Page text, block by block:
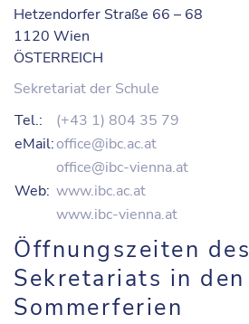
Hetzendorfer Straße 66 – 68
1120 Wien
ÖSTERREICH
Sekretariat der Schule
Tel.:
(+43 1) 804 35 79
eMail:office@ibc.ac.at
office@ibc-vienna.at
Web: www.ibc.ac.at
www.ibc-vienna.at
Öffnungszeiten des
Sekretariats in den
Sommerferien